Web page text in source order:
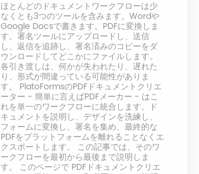
ほとんどのドキュメントワークフローは少
なくとも3つのツールを含みます。Wordや
Google Docsで書きます。PDFに変換しま
す。署名ツールにアップロードし、送信
し、返信を追跡し、署名済みのコピーをダ
ウンロードしてどこかにファイルします。
各引き渡しは、何かが失われたり、遅れた
り、形式が間違っている可能性がありま
す。 PlatoFormsのPDFドキュメントクリエ
ーター - 簡単に言えばPDFメーカー - はこ
れを単一のワークフローに統合します。ド
キュメントを説明し、デザインを洗練し、
フォームに変換し、署名を集め、最終的な
PDFをプラットフォームを離れることなくエ
クスポートします。 この記事では、そのワ
ークフローを最初から最後まで説明しま
す。 このページで PDFドキュメントクリエ